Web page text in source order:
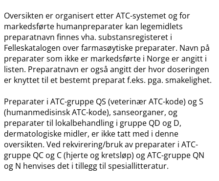
Oversikten er organisert etter ATC-systemet og for
markedsførte humanpreparater kan legemidlets
preparatnavn finnes vha. substansregisteret i
Felleskatalogen over farmasøytiske preparater. Navn på
preparater som ikke er markedsførte i Norge er angitt i
listen. Preparatnavn er også angitt der hvor doseringen
er knyttet til et bestemt preparat f.eks. pga. smakelighet.
Preparater i ATC-gruppe QS (veterinær ATC-kode) og S
(humanmedisinsk ATC-kode), sanseorganer, og
preparater til lokalbehandling i gruppe QD og D,
dermatologiske midler, er ikke tatt med i denne
oversikten. Ved rekvirering​/​bruk av preparater i ATC-
gruppe QC og C (hjerte og kretsløp) og ATC-gruppe QN
og N henvises det i tillegg til spesiallitteratur.